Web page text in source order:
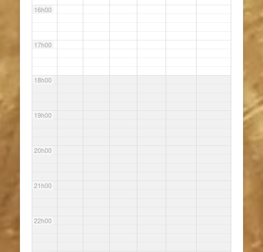
16h00
17h00
18h00
19h00
20h00
21h00
22h00